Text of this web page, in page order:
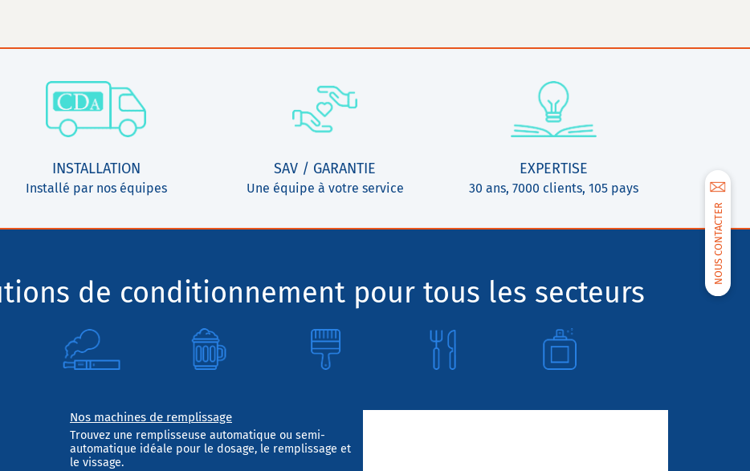
NOUS CONTACTER
INSTALLATION
Installé par nos équipes
SAV / GARANTIE
Une équipe à votre service
EXPERTISE
30 ans, 7000 clients, 105 pays
de conditionnement pour tous les secteurs
Nos machines de remplissage
Trouvez une remplisseuse automatique ou semi-
automatique idéale pour le dosage, le remplissage et
le vissage.